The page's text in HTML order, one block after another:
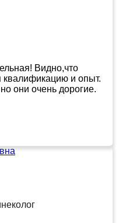
Видно,что
и опыт.
они очень дорогие.